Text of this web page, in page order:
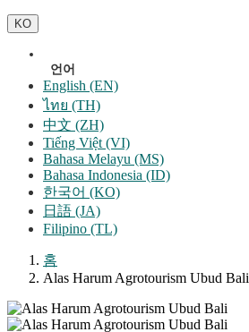
KO
언어
English (EN)
ไทย (TH)
中文 (ZH)
Tiếng Việt (VI)
Bahasa Melayu (MS)
Bahasa Indonesia (ID)
한국어 (KO)
日語 (JA)
Filipino (TL)
홈
Alas Harum Agrotourism Ubud Bali